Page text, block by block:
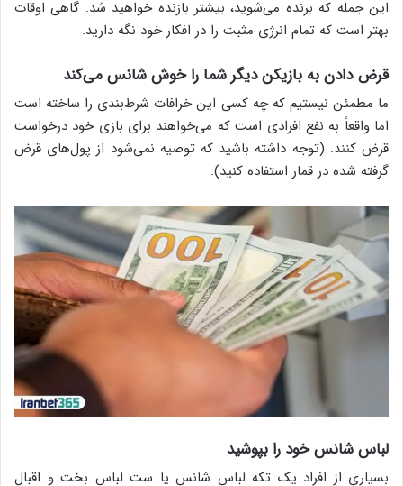
این جمله که برنده می‌شوید، بیشتر بازنده خواهید شد. گاهی اوقات
بهتر است که تمام انرژی مثبت را در افکار خود نگه دارید.
قرض دادن به بازیکن دیگر شما را خوش شانس می‌کند
ما مطمئن نیستیم که چه کسی این خرافات شرط‌بندی را ساخته است
اما واقعاً به نفع افرادی است که می‌خواهند برای بازی خود درخواست
قرض کنند. (توجه داشته باشید که توصیه نمی‌شود از پول‌های قرض
گرفته شده در قمار استفاده کنید).
لباس شانس خود را بپوشید
بسیاری از افراد یک تکه لباس شانس یا ست لباس بخت و اقبال